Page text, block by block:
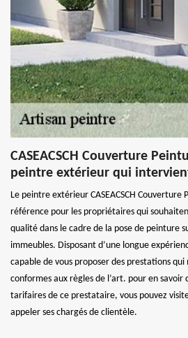
CASEACSCH Couverture
peintre extérieur qui
Le peintre extérieur CASEACSCH
référence pour les propriétaires qui
qualité dans le cadre de la pose de peinture
immeubles. Disposant d’une longue
capable de vous proposer des prestations
conformes aux règles de l’art. pour en savoir
tarifaires de ce prestataire, vous pouvez
appeler ses chargés de clientèle.